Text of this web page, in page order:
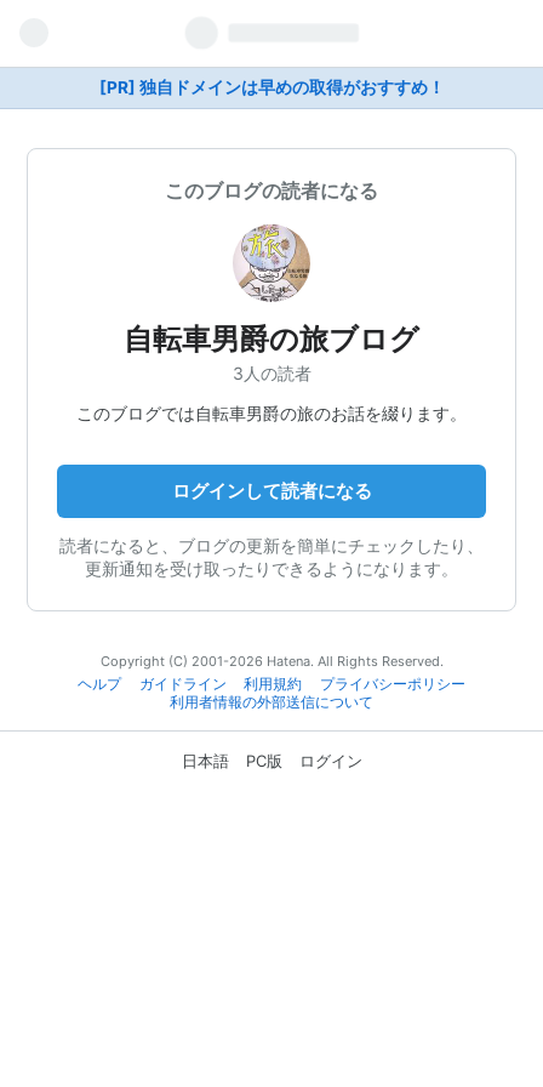
[PR] 独自ドメインは早めの取得がおすすめ！
このブログの読者になる
自転車男爵の旅ブログ
3人の読者
このブログでは自転車男爵の旅のお話を綴ります。
ログインして読者になる
読者になると、ブログの更新を簡単にチェックしたり、
更新通知を受け取ったりできるようになります。
Copyright (C) 2001-2026 Hatena. All Rights Reserved.
ヘルプ
ガイドライン 利用規約
プライバシーポリシー
利用者情報の外部送信について
日本語 PC版 ログイン